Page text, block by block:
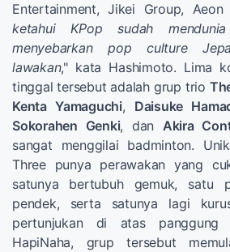
Entertainment, Jikei Group,
ketahui KPop sudah
menyebarkan pop culture
lawakan," kata Hashimoto. Lima
tinggal tersebut adalah grup trio
Kenta Yamaguchi, Daisuke
Sokorahen Genki, dan Akira
sangat menggilai badminton.
Three punya perawakan yang
satunya bertubuh gemuk, satu
pendek, serta satunya lagi
pertunjukan di atas
HapiNaha, grup tersebut